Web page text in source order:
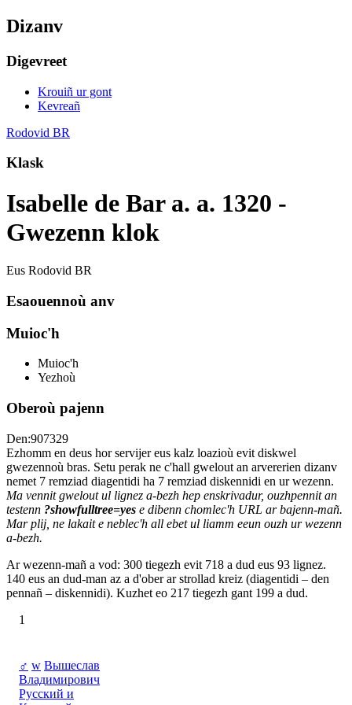
Dizanv
Digevreet
Krouiñ ur gont
Kevreañ
Rodovid BR
Klask
Isabelle de Bar a. a. 1320 -
Gwezenn klok
Eus Rodovid BR
Esaouennoù anv
Muioc'h
Muioc'h
Yezhoù
Oberoù pajenn
Den:907329
Ezhomm en deus hor servijer eus kalz loazioù evit diskwel
gwezennoù bras. Setu perak ne c'hall gwelout an arvererien dizanv
nemet 7 remziad diagentidi ha 7 remziad diskennidi en ur wezenn.
Ma vennit gwelout ul lignez a-bezh hep enskrivadur, ouzhpennit an
testenn ?showfulltree=yes e dibenn chomlec'h URL ar bajenn-mañ.
Mar plij, ne lakait e neblec'h all ebet ul liamm eeun ouzh ur wezenn
a-bezh.
Ar wezenn-mañ a vod: 300 tiegezh evit 718 a dud eus 93 lignez.
140 eus an dud-man az a d'ober ar strollad kreiz (diagentidi – den
pennañ – diskennidi). Kuzhet eo 217 tiegezh gant 199 a dud.
1
♂ w Вышеслав
Владимирович
Русский и